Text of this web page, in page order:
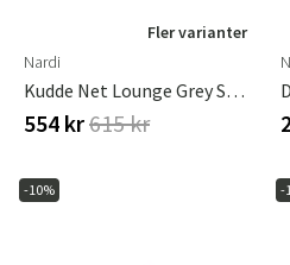
Fler varianter
Nardi
Kudde Net Lounge Grey Sunbrel
554 kr615 kr
-10% -